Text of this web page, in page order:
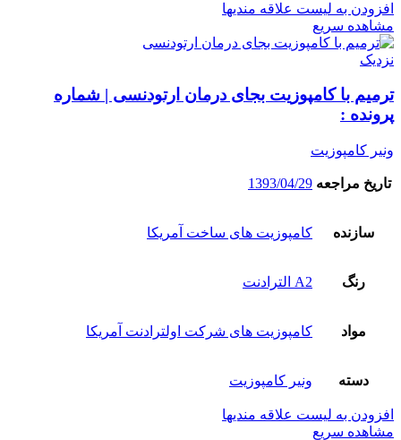
افزودن به لیست علاقه مندیها
مشاهده سریع
نزدیک
ترمیم با کامپوزیت بجای درمان ارتودنسی | شماره
پرونده :
ونیر کامپوزیت
تاریخ مراجعه 1393/04/29
سازنده کامپوزیت های ساخت آمریکا
رنگ A2 الترادنت
مواد کامپوزیت های شرکت اولترادنت آمریکا
دسته ونیر کامپوزیت
افزودن به لیست علاقه مندیها
مشاهده سریع